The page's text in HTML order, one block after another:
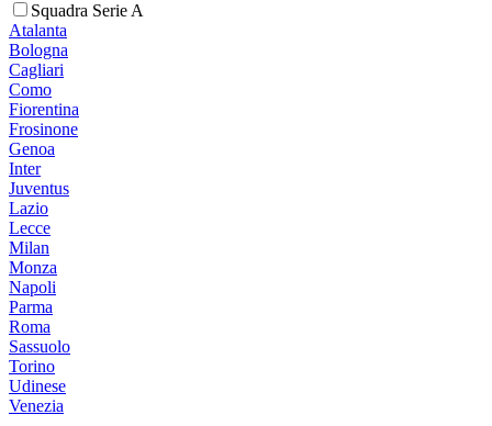
Squadra Serie A
Atalanta
Bologna
Cagliari
Como
Fiorentina
Frosinone
Genoa
Inter
Juventus
Lazio
Lecce
Milan
Monza
Napoli
Parma
Roma
Sassuolo
Torino
Udinese
Venezia